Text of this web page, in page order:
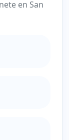
en San